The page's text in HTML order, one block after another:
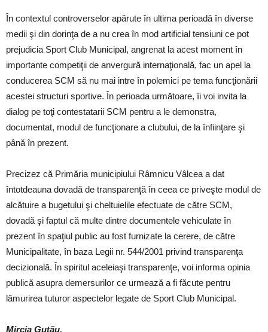
În contextul controverselor apărute în ultima perioadă în diverse
medii şi din dorinţa de a nu crea în mod artificial tensiuni ce pot
prejudicia Sport Club Municipal, angrenat la acest moment în
importante competiţii de anvergură internaţională, fac un apel la
conducerea SCM să nu mai intre în polemici pe tema funcţionării
acestei structuri sportive. În perioada următoare, îi voi invita la
dialog pe toţi contestatarii SCM pentru a le demonstra,
documentat, modul de funcţionare a clubului, de la înfiinţare şi
până în prezent.
Precizez că Primăria municipiului Râmnicu Vâlcea a dat
întotdeauna dovadă de transparenţă în ceea ce priveşte modul de
alcătuire a bugetului şi cheltuielile efectuate de către SCM,
dovadă şi faptul că multe dintre documentele vehiculate în
prezent în spaţiul public au fost furnizate la cerere, de către
Municipalitate, în baza Legii nr. 544/2001 privind transparenţa
decizională. În spiritul aceleiaşi transparenţe, voi informa opinia
publică asupra demersurilor ce urmează a fi făcute pentru
lămurirea tuturor aspectelor legate de Sport Club Municipal.
Mircia Gutău,